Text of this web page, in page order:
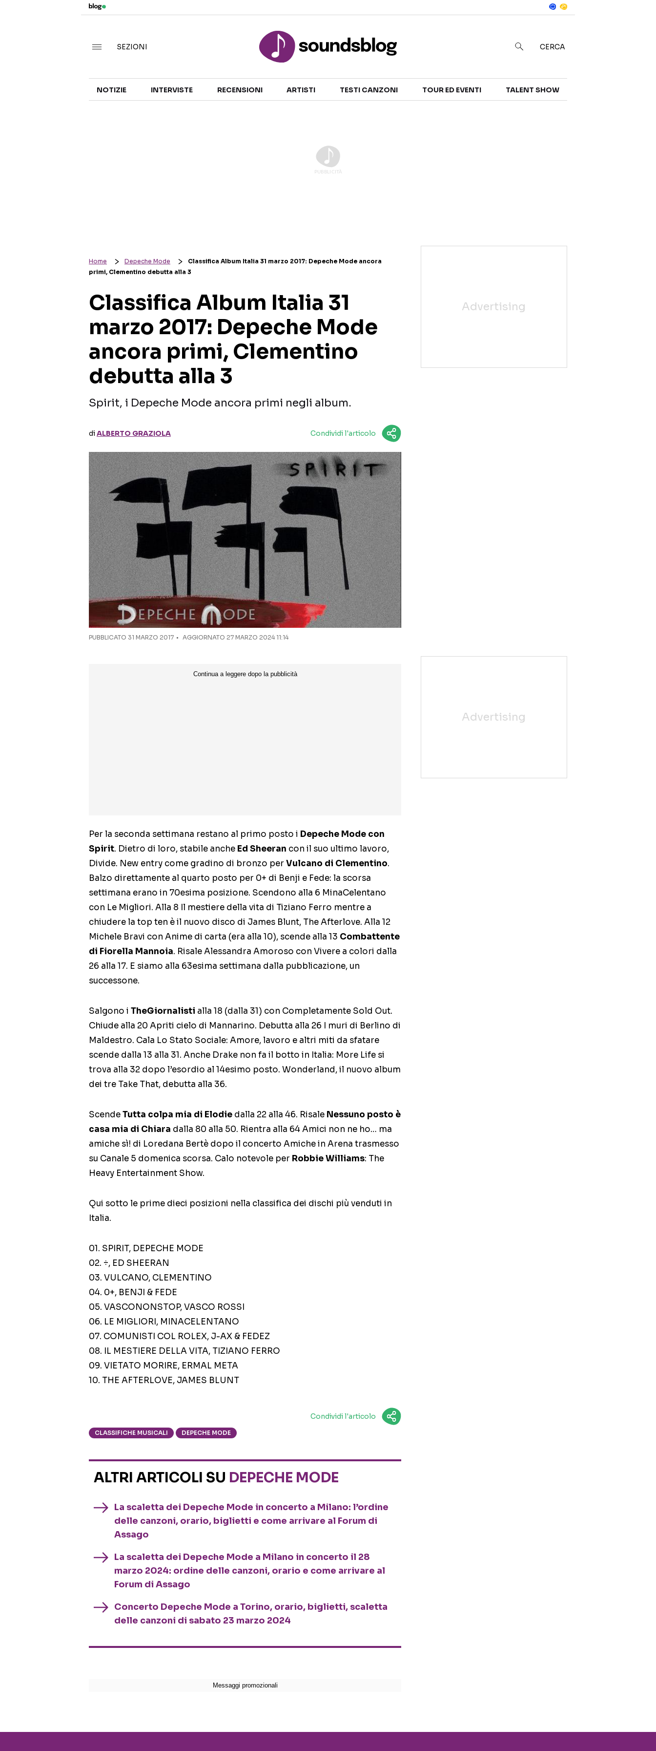
TALENT SHOW
SEZIONI CERCA
NOTIZIE INTERVISTE RECENSIONI ARTISTI TESTI CANZONI TOUR ED EVENTI TALENT SHOW
Home Depeche Mode
Classifica Album Italia 31 marzo 2017: Depeche Mode ancora
primi, Clementino debutta alla 3
Classifica Album Italia 31
marzo 2017: Depeche Mode
ancora primi, Clementino
debutta alla 3
Spirit, i Depeche Mode ancora primi negli album.
diALBERTO GRAZIOLA Condividi l'articolo
PUBBLICATO 31 MARZO 2017 AGGIORNATO 27 MARZO 2024 11:14
Per la seconda settimana restano al primo posto i Depeche Mode con
Spirit. Dietro di loro, stabile anche Ed Sheeran con il suo ultimo lavoro,
Divide. New entry come gradino di bronzo per Vulcano di Clementino.
Balzo direttamente al quarto posto per 0+ di Benji e Fede: la scorsa
settimana erano in 70esima posizione. Scendono alla 6 MinaCelentano
con Le Migliori. Alla 8 Il mestiere della vita di Tiziano Ferro mentre a
chiudere la top ten è il nuovo disco di James Blunt, The Afterlove. Alla 12
Michele Bravi con Anime di carta (era alla 10), scende alla 13 Combattente
di Fiorella Mannoia. Risale Alessandra Amoroso con Vivere a colori dalla
26 alla 17. E siamo alla 63esima settimana dalla pubblicazione, un
successone.
Salgono i TheGiornalisti alla 18 (dalla 31) con Completamente Sold Out.
Chiude alla 20 Apriti cielo di Mannarino. Debutta alla 26 I muri di Berlino di
Maldestro. Cala Lo Stato Sociale: Amore, lavoro e altri miti da sfatare
scende dalla 13 alla 31. Anche Drake non fa il botto in Italia: More Life si
trova alla 32 dopo l’esordio al 14esimo posto. Wonderland, il nuovo album
dei tre Take That, debutta alla 36.
ScendeTutta colpa mia di Elodie dalla 22 alla 46. Risale Nessuno posto è
casa mia di Chiara dalla 80 alla 50. Rientra alla 64 Amici non ne ho… ma
amiche sì! di Loredana Bertè dopo il concerto Amiche in Arena trasmesso
su Canale 5 domenica scorsa. Calo notevole per Robbie Williams: The
Heavy Entertainment Show.
Qui sotto le prime dieci posizioni nella classifica dei dischi più venduti in
Italia.
01. SPIRIT, DEPECHE MODE
02. ÷, ED SHEERAN
03. VULCANO, CLEMENTINO
04. 0+, BENJI & FEDE
05. VASCONONSTOP, VASCO ROSSI
06. LE MIGLIORI, MINACELENTANO
07. COMUNISTI COL ROLEX, J-AX & FEDEZ
08. IL MESTIERE DELLA VITA, TIZIANO FERRO
09. VIETATO MORIRE, ERMAL META
10. THE AFTERLOVE, JAMES BLUNT
Condividi l'articolo
CLASSIFICHE MUSICALI DEPECHE MODE
ALTRI ARTICOLI SU DEPECHE MODE
La scaletta dei Depeche Mode in concerto a Milano: l’ordine
delle canzoni, orario, biglietti e come arrivare al Forum di
Assago
La scaletta dei Depeche Mode a Milano in concerto il 28
marzo 2024: ordine delle canzoni, orario e come arrivare al
Forum di Assago
Concerto Depeche Mode a Torino, orario, biglietti, scaletta
delle canzoni di sabato 23 marzo 2024